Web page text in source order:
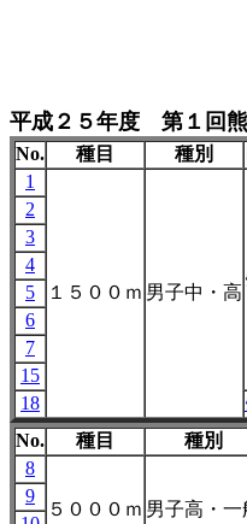
平成２５年度 第１回
No. 種目 種別
1
１５００ｍ 男子中・高
2
3
4
5
6
7
15
18
No.
種目 種別
8
５０００ｍ 男子高・一
9